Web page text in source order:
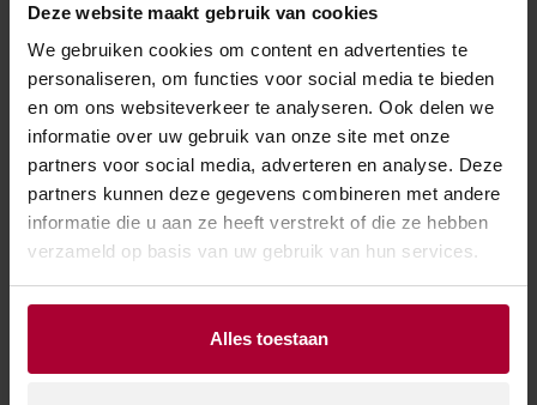
Deze website maakt gebruik van cookies
We gebruiken cookies om content en advertenties te
personaliseren, om functies voor social media te bieden
en om ons websiteverkeer te analyseren. Ook delen we
informatie over uw gebruik van onze site met onze
partners voor social media, adverteren en analyse. Deze
partners kunnen deze gegevens combineren met andere
informatie die u aan ze heeft verstrekt of die ze hebben
verzameld op basis van uw gebruik van hun services.
Alles toestaan
Andere wijnen van Ermita Veracruz